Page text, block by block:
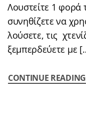
Λουστείτε 1 φορά
συνηθίζετε να
λούσετε, τις
ξεμπερδεύετε με
CONTINUE READING